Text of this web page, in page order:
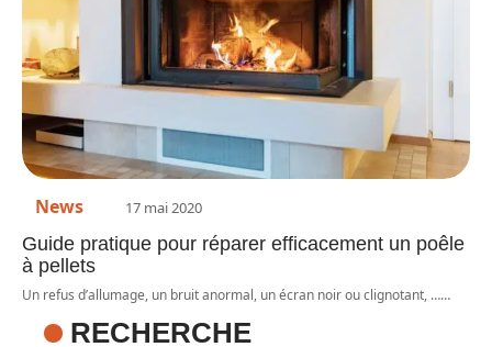
News 17 mai 2020
Guide pratique pour réparer efficacement un poêle
à pellets
Un refus d’allumage, un bruit anormal, un écran noir ou clignotant, ……
RECHERCHE